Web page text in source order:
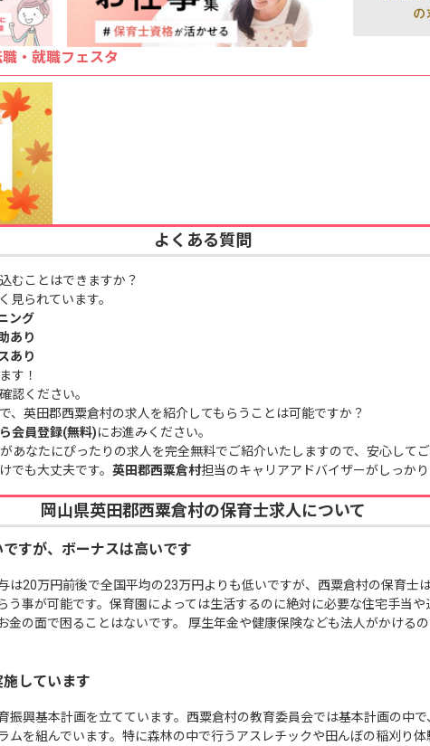
・就職フェスタ
よくある質問
むことはできますか？
見られています。
ング
あり
あり
す！
認ください。
、英田郡西粟倉村の求人を紹介してもらうことは可能ですか？
会員登録(無料)にお進みください。
あなたにぴったりの求人を完全無料でご紹介いたしますので、安心して
でも大丈夫です。 英田郡西粟倉村担当のキャリアアドバイザーがしっかり
岡山県英田郡西粟倉村の保育士求人について
すが、ボーナスは高いです
は20万円前後で全国平均の23万円よりも低いですが、西粟倉村の保育士
う事が可能です。保育園によっては生活するのに絶対に必要な住宅手当
金の面で困ることはないです。 厚生年金や健康保険なども法人がかける
しています
振興基本計画を立てています。西粟倉村の教育委員会では基本計画の中
ムを組んでいます。特に森林の中で行うアスレチックや田んぼの稲刈り